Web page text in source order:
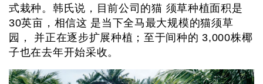
式栽种。韩氏说，目前公司的猫 须草种植面积是
30英亩，相信这 是当下全马最大规模的猫须草
园， 并正在逐步扩展种植；至于间种的 3,000株椰
子也在去年开始采收。